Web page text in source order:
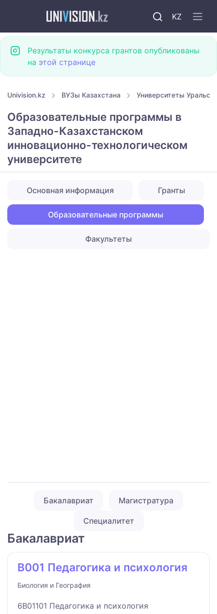
KZ
Результаты конкурса грантов опубликованы
на этой странице
Univision.kz ВУЗы Казахстана Университеты
Образовательные программы в
Западно-Казахстанском
инновационно-технологическом
университете
Основная информация Гранты
Образовательные программы
Факультеты
Бакалавриат Магистратура
Специалитет
Бакалавриат
B001 Педагогика и психология
Биология и География
6B01101 Педагогика и психология